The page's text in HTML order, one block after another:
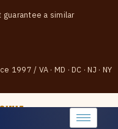
a similar
1997 / VA · MD · DC · NJ · NY